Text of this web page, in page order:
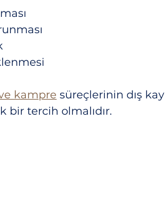
kampre süreçlerinin dış
bir tercih olmalıdır.